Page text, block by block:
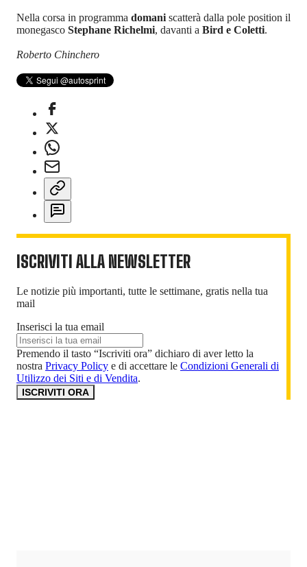
Nella corsa in programma domani scatterà dalla pole position il
monegasco Stephane Richelmi, davanti a Bird e Coletti.
Roberto Chinchero
ISCRIVITI ALLA NEWSLETTER
Le notizie più importanti, tutte le settimane, gratis nella tua
mail
Inserisci la tua email
Premendo il tasto “Iscriviti ora” dichiaro di aver letto la
nostra Privacy Policy e di accettare le Condizioni Generali di
Utilizzo dei Siti e di Vendita.
ISCRIVITI ORA